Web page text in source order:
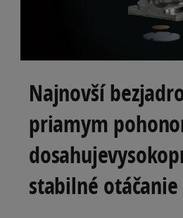
Najnovší
priamym
stabilné otáčanie